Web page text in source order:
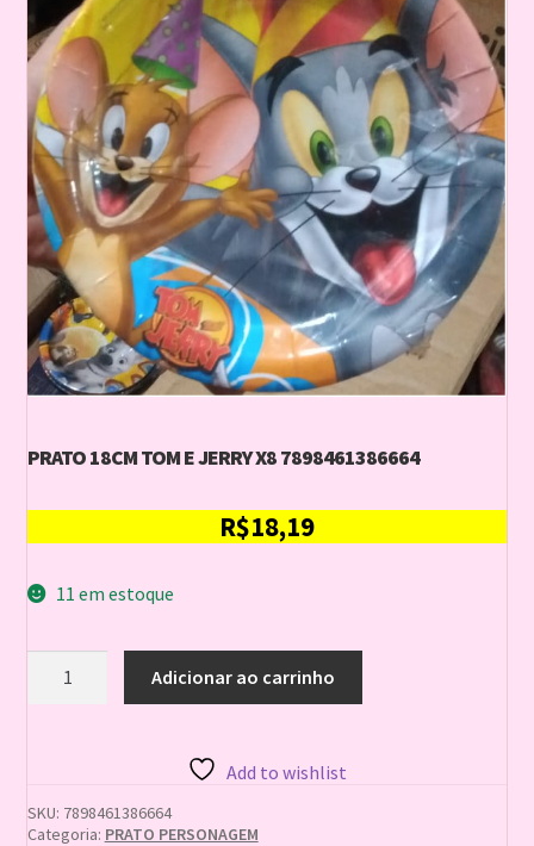
PRATO 18CM TOM E JERRY X8 7898461386664
R$18,19
11 em estoque
18CM
7898461386664
quantidade
Adicionar ao carrinho
Add to wishlist
SKU: 7898461386664
Categoria: PRATO PERSONAGEM